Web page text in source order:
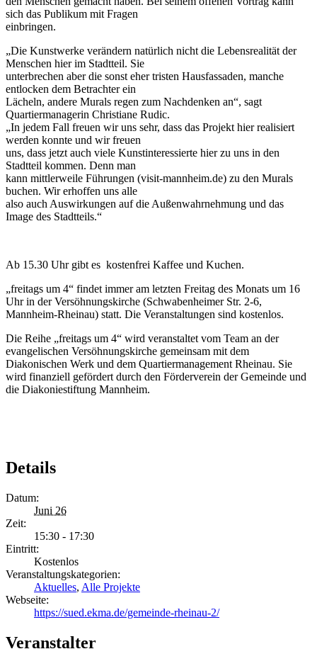
sich das Publikum mit Fragen
einbringen.
„Die Kunstwerke verändern natürlich nicht die Lebensrealität der
Menschen hier im Stadtteil. Sie
unterbrechen aber die sonst eher tristen Hausfassaden, manche
entlocken dem Betrachter ein
Lächeln, andere Murals regen zum Nachdenken an“, sagt
Quartiermanagerin Christiane Rudic.
„In jedem Fall freuen wir uns sehr, dass das Projekt hier realisiert
werden konnte und wir freuen
uns, dass jetzt auch viele Kunstinteressierte hier zu uns in den
Stadtteil kommen. Denn man
kann mittlerweile Führungen (visit-mannheim.de) zu den Murals
buchen. Wir erhoffen uns alle
also auch Auswirkungen auf die Außenwahrnehmung und das
Image des Stadtteils.“
Ab 15.30 Uhr gibt es kostenfrei Kaffee und Kuchen.
„freitags um 4“ findet immer am letzten Freitag des Monats um 16
Uhr in der Versöhnungskirche (Schwabenheimer Str. 2-6,
Mannheim-Rheinau) statt. Die Veranstaltungen sind kostenlos.
Die Reihe „freitags um 4“ wird veranstaltet vom Team an der
evangelischen Versöhnungskirche gemeinsam mit dem
Diakonischen Werk und dem Quartiermanagement Rheinau. Sie
wird finanziell gefördert durch den Förderverein der Gemeinde und
die Diakoniestiftung Mannheim.
Details
Datum:
Juni 26
Zeit:
15:30 - 17:30
Eintritt:
Kostenlos
Veranstaltungskategorien:
Aktuelles, Alle Projekte
Webseite:
https://sued.ekma.de/gemeinde-rheinau-2/
Veranstalter